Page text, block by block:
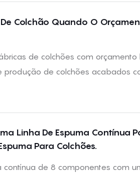
Colchão Quando O
de colchões com orçamento
produção de colchões acabados
canal de vendas e plano
Linha De Espuma Contínua
Para Colchões.
contínua de 8 componentes com